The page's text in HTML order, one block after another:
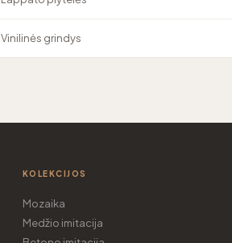
Vinilinės grindys
KOLEKCIJOS
Mozaika
Medžio imitacija